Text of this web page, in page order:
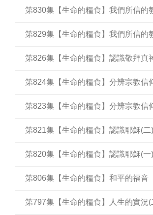
第830集【生命的糧食】我們所信的
第829集【生命的糧食】我們所信的
第826集【生命的糧食】認識敬拜真
第824集【生命的糧食】分辨宗教信
第823集【生命的糧食】分辨宗教信
第821集【生命的糧食】認識耶穌(二)
第820集【生命的糧食】認識耶穌(一)
第806集【生命的糧食】和平的福音
第797集【生命的糧食】人生的實況(